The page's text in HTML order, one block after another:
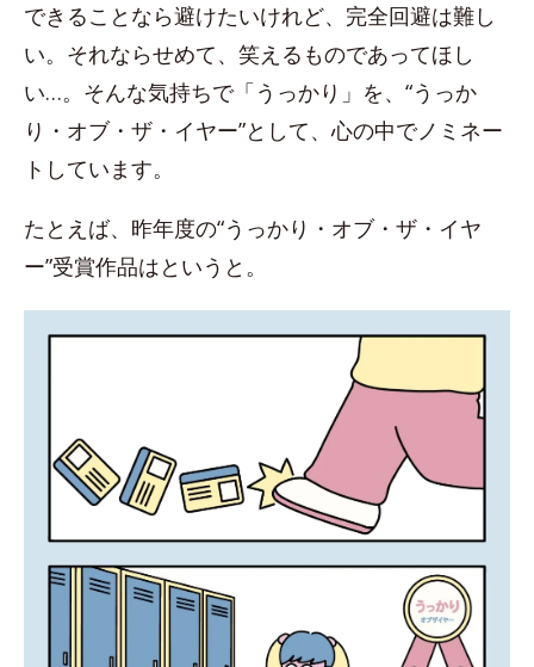
できることなら避けたいけれど、完全回避は難し
い。それならせめて、笑えるものであってほし
い…。そんな気持ちで「うっかり」を、“うっか
り・オブ・ザ・イヤー”として、心の中でノミネー
トしています。
たとえば、昨年度の“うっかり・オブ・ザ・イヤ
ー”受賞作品はというと。